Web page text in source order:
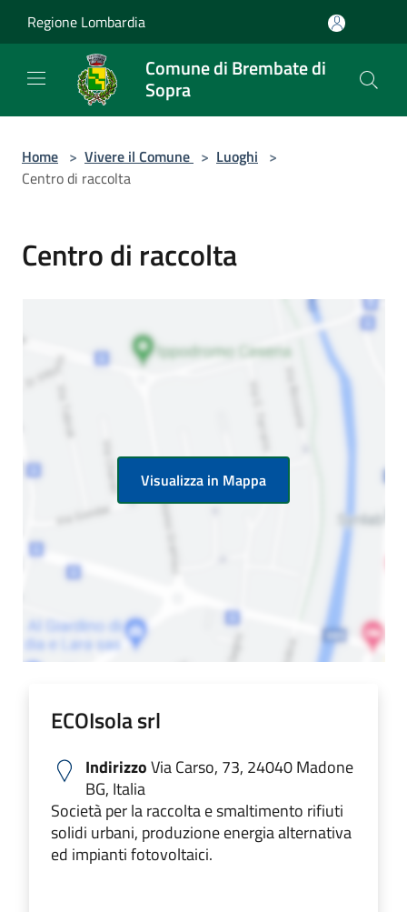
Regione Lombardia
Comune di Brembate di
Sopra
Home > Vivere il Comune > Luoghi >
Centro di raccolta
Centro di raccolta
Visualizza in Mappa
ECOIsola srl
IndirizzoVia Carso, 73, 24040 Madone
BG, Italia
Società per la raccolta e smaltimento rifiuti
solidi urbani, produzione energia alternativa
ed impianti fotovoltaici.